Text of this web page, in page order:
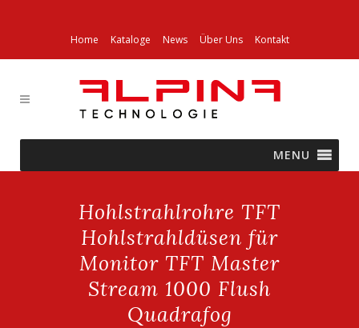
Home Kataloge News Über Uns Kontakt
MENU
Hohlstrahlrohre TFT
Hohlstrahldüsen für
Monitor TFT Master
Stream 1000 Flush
Quadrafog